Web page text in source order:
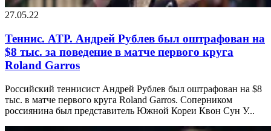
27.05.22
Теннис. ATP. Андрей Рублев был оштрафован на
$8 тыс. за поведение в матче первого круга
Roland Garros
Российский теннисист Андрей Рублев был оштрафован на $8
тыс. в матче первого круга Roland Garros. Соперником
россиянина был представитель Южной Кореи Квон Сун У...